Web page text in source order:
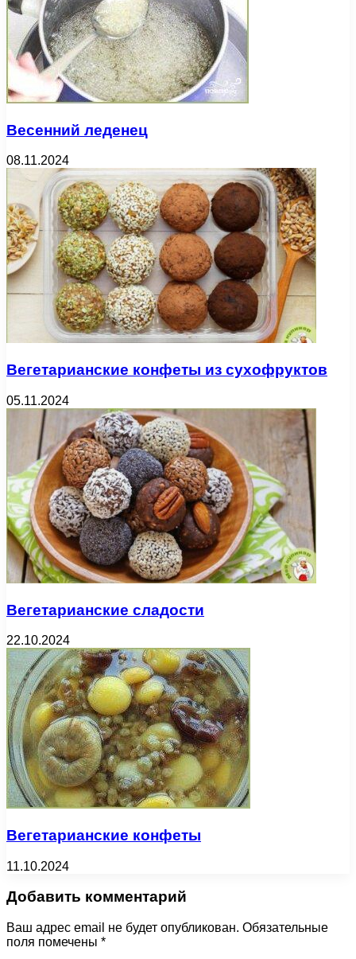
Весенний леденец
08.11.2024
Вегетарианские конфеты из сухофруктов
05.11.2024
Вегетарианские сладости
22.10.2024
Вегетарианские конфеты
11.10.2024
Добавить комментарий
Ваш адрес email не будет опубликован. Обязательные
поля помечены *